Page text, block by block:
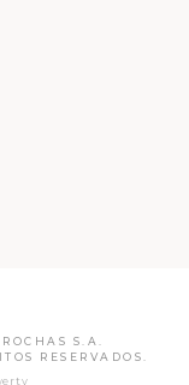
S.A.
RESERVADOS.